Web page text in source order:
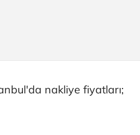
nakliye fiyatları;